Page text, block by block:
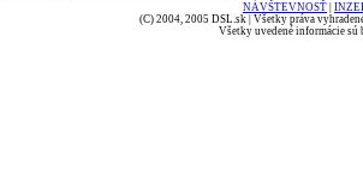
NÁVŠTEVNOSŤ
(C) 2004, 2005 DSL.sk | Všetky práva
Všetky uvedené informácie sú